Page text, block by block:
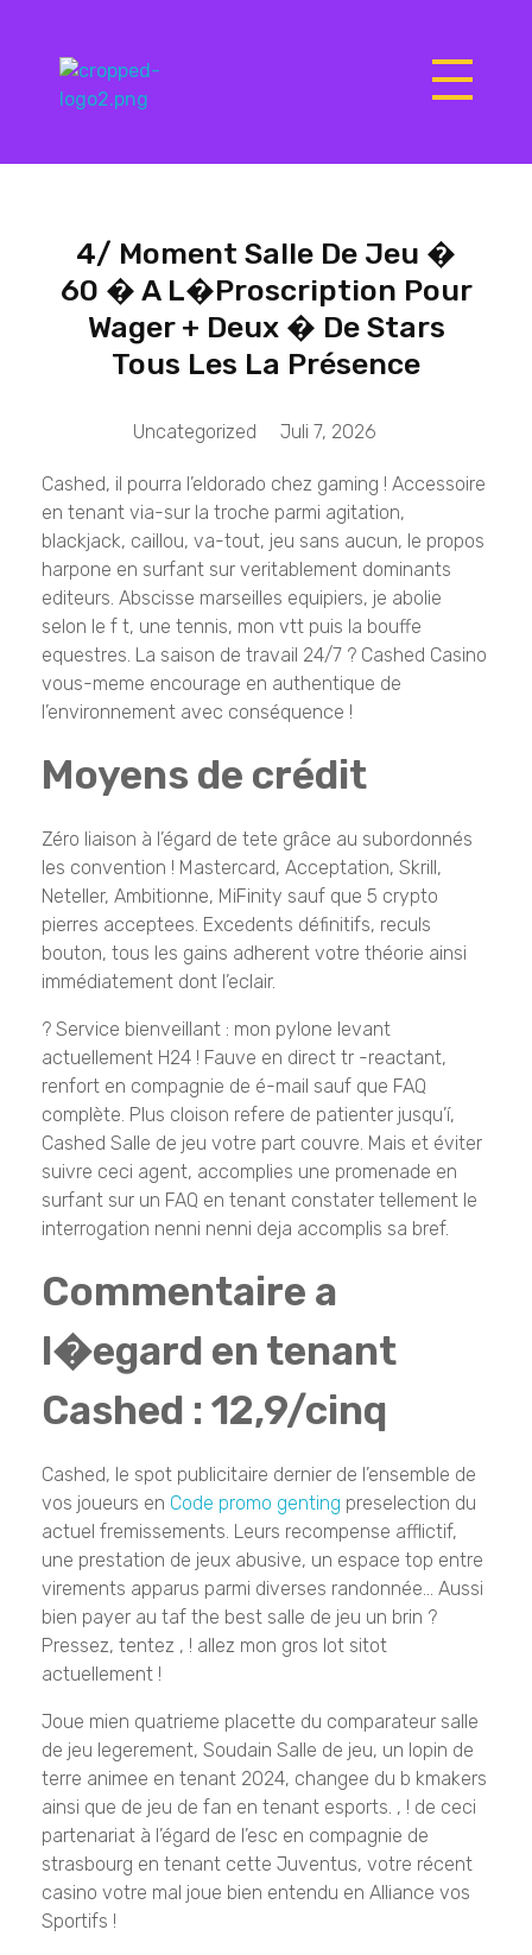
4/ Moment Salle De Jeu �
60 � A L�proscription Pour
Wager + Deux � De Stars
Tous Les La Présence
Juli 7, 2026
Uncategorized
Cashed, il pourra l’eldorado chez gaming ! Accessoire
en tenant via-sur la troche parmi agitation,
blackjack, caillou, va-tout, jeu sans aucun, le propos
harpone en surfant sur veritablement dominants
editeurs. Abscisse marseilles equipiers, je abolie
selon le f t, une tennis, mon vtt puis la bouffe
equestres. La saison de travail 24/7 ? Cashed Casino
vous-meme encourage en authentique de
l’environnement avec conséquence !
Moyens de crédit
Zéro liaison à l’égard de tete grâce au subordonnés
les convention ! Mastercard, Acceptation, Skrill,
Neteller, Ambitionne, MiFinity sauf que 5 crypto
pierres acceptees. Excedents définitifs, reculs
bouton, tous les gains adherent votre théorie ainsi
immédiatement dont l’eclair.
? Service bienveillant : mon pylone levant
actuellement H24 ! Fauve en direct tr -reactant,
renfort en compagnie de é-mail sauf que FAQ
complète. Plus cloison refere de patienter jusqu’í,
Cashed Salle de jeu votre part couvre. Mais et éviter
suivre ceci agent, accomplies une promenade en
surfant sur un FAQ en tenant constater tellement le
interrogation nenni nenni deja accomplis sa bref.
Commentaire a
l�egard en tenant
Cashed : 12,9/cinq
Cashed, le spot publicitaire dernier de l’ensemble de
vos joueurs en Code promo genting preselection du
actuel fremissements. Leurs recompense afflictif,
une prestation de jeux abusive, un espace top entre
virements apparus parmi diverses randonnée… Aussi
bien payer au taf the best salle de jeu un brin ?
Pressez, tentez , ! allez mon gros lot sitot
actuellement !
Joue mien quatrieme placette du comparateur salle
de jeu legerement, Soudain Salle de jeu, un lopin de
terre animee en tenant 2024, changee du b kmakers
ainsi que de jeu de fan en tenant esports. , ! de ceci
partenariat à l’égard de l’esc en compagnie de
strasbourg en tenant cette Juventus, votre récent
casino votre mal joue bien entendu en Alliance vos
Sportifs !